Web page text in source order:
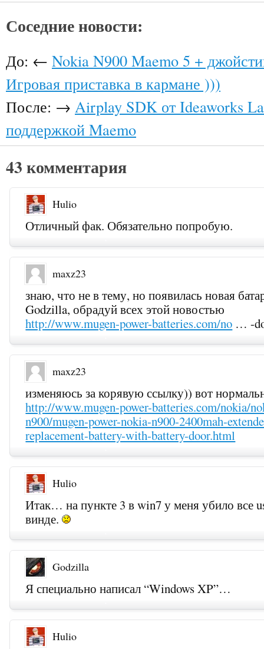
Соседние новости:
До: ← Nokia N900 Maemo 5 +
Игровая приставка в кармане )))
После: → Airplay SDK от Ideaworks
поддержкой Maemo
43 комментария
Hulio
Отличный фак. Обязательно попробую.
maxz23
знаю, что не в тему, но появилась новая
Godzilla, обрадуй всех этой новостью
http://www.mugen-power-batteries.com/no … -
maxz23
изменяюсь за корявую ссылку)) вот
http://www.mugen-power-batteries.com/nokia/
n900/mugen-power-nokia-n900-2400mah-
replacement-battery-with-battery-door.html
Hulio
Итак… на пункте 3 в win7 у меня убило все
винде.
Godzilla
Я специально написал “Windows XP”…
Hulio